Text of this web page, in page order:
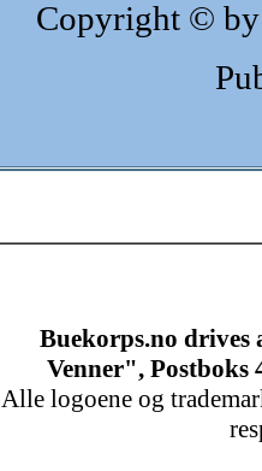
Copyright © by
Buekorps.no drives
Venner", Postboks
Alle logoene og